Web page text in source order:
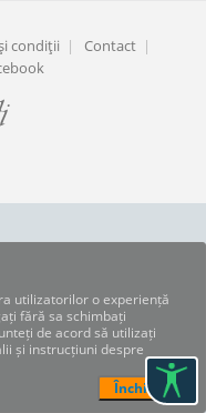
condiţii | Contact |
utilizatorilor o experiență
fără sa schimbați
de acord să utilizați
și instrucțiuni despre